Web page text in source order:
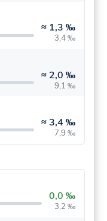
≈ 1,3 ‰
3,4 ‰
≈ 2,0 ‰
9,1 ‰
≈ 3,4 ‰
7,9 ‰
0,0 ‰
3,2 ‰